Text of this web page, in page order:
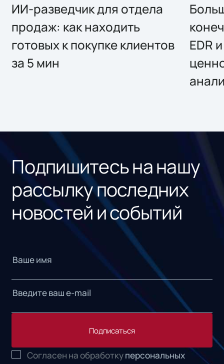
ИИ-разведчик для отдела
продаж: как находить
готовых к покупке клиентов
за 5 мин
EDR
Подпишитесь на нашу
рассылку последних
новостей и событий
Подписаться
Согласен на обработкуперсональных